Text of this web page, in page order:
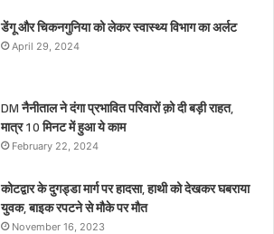
डेंगू और चिकनगुनिया को लेकर स्वास्थ्य विभाग का अर्लट
April 29, 2024
DM नैनीताल ने दंगा प्रभावित परिवारों क़ो दी बड़ी राहत,
मात्र 10 मिनट में हुआ ये काम
February 22, 2024
कोटद्वार के दुगड्डा मार्ग पर हादसा, हाथी को देखकर घबराया
युवक, बाइक रपटने से मौके पर मौत
November 16, 2023